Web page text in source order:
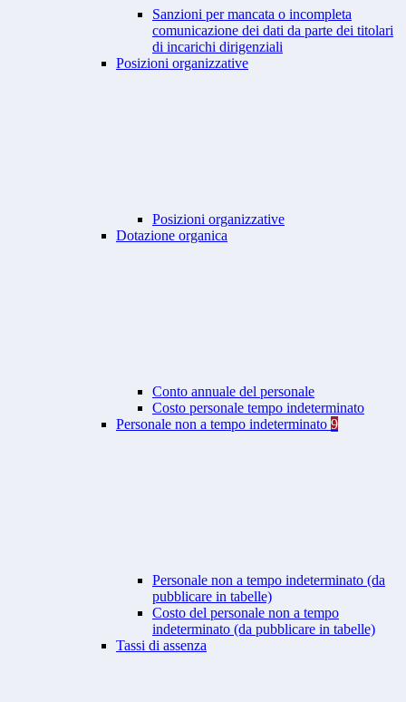
Sanzioni per mancata o incompleta
comunicazione dei dati da parte dei titolari
di incarichi dirigenziali
Posizioni organizzative
Posizioni organizzative
Dotazione organica
Conto annuale del personale
Costo personale tempo indeterminato
Personale non a tempo indeterminato 9
Personale non a tempo indeterminato (da
pubblicare in tabelle)
Costo del personale non a tempo
indeterminato (da pubblicare in tabelle)
Tassi di assenza